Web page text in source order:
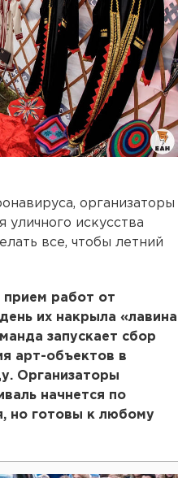
организаторы
искусства
все, чтобы летний
прием работ от
их накрыла «лавина
запускает сбор
арт-объектов в
Организаторы
начнется по
но готовы к любому